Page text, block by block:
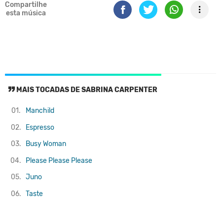
Compartilhe
esta música
MAIS TOCADAS DE SABRINA CARPENTER
01.
Manchild
02.
Espresso
03.
Busy Woman
04.
Please Please Please
05. Juno
06. Taste